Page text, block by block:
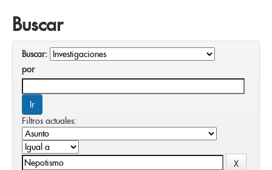
Buscar
Buscar:
por
Filtros actuales: